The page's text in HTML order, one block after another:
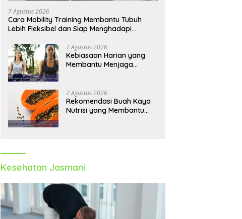
7 Agustus 2026
Cara Mobility Training Membantu Tubuh
Lebih Fleksibel dan Siap Menghadapi
7 Agustus 2026
Kebiasaan Harian yang
Membantu Menjaga
7 Agustus 2026
Rekomendasi Buah Kaya
Nutrisi yang Membantu
Kesehatan Jasmani